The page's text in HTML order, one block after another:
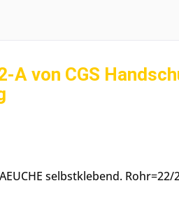
A von CGS
selbstklebend.